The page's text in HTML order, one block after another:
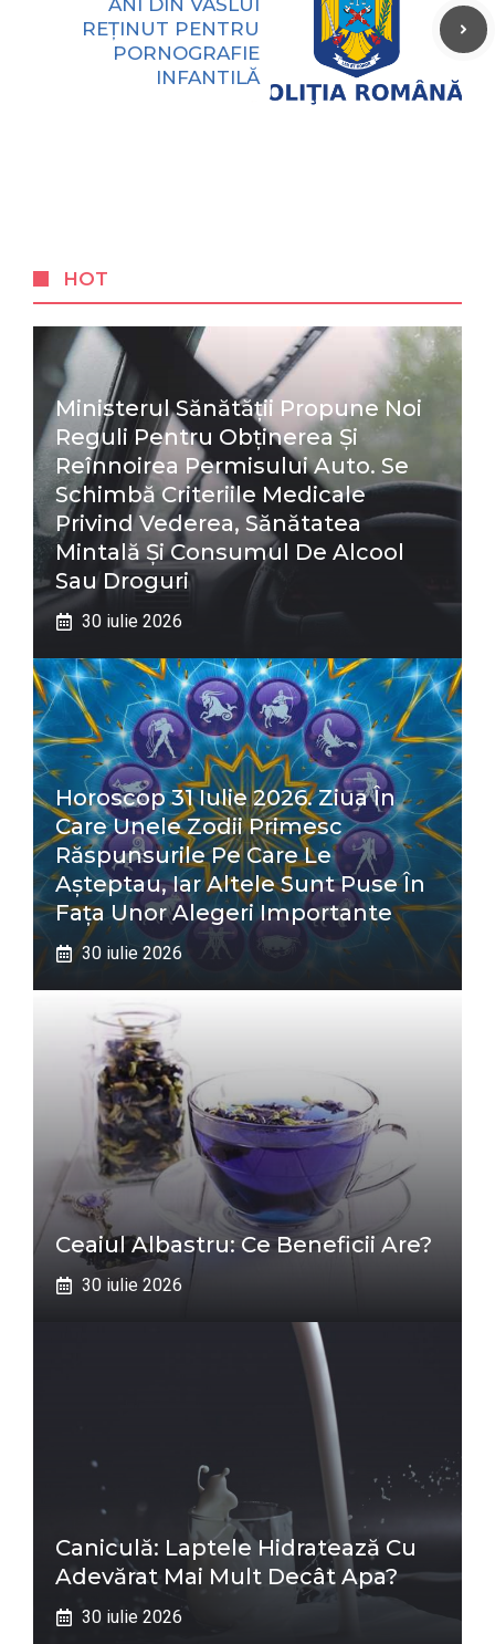
ANI DIN VASLUI
REȚINUT PENTRU
PORNOGRAFIE
INFANTILĂ
HOT
Ministerul Sănătății Propune Noi
Reguli Pentru Obținerea Și
Reînnoirea Permisului Auto. Se
Schimbă Criteriile Medicale
Privind Vederea, Sănătatea
Mintală Și Consumul De Alcool
Sau Droguri
30 iulie 2026
Horoscop 31 Iulie 2026. Ziua În
Care Unele Zodii Primesc
Răspunsurile Pe Care Le
Așteptau, Iar Altele Sunt Puse În
Fața Unor Alegeri Importante
30 iulie 2026
Ceaiul Albastru: Ce Beneficii Are?
30 iulie 2026
Caniculă: Laptele Hidratează Cu
Adevărat Mai Mult Decât Apa?
30 iulie 2026